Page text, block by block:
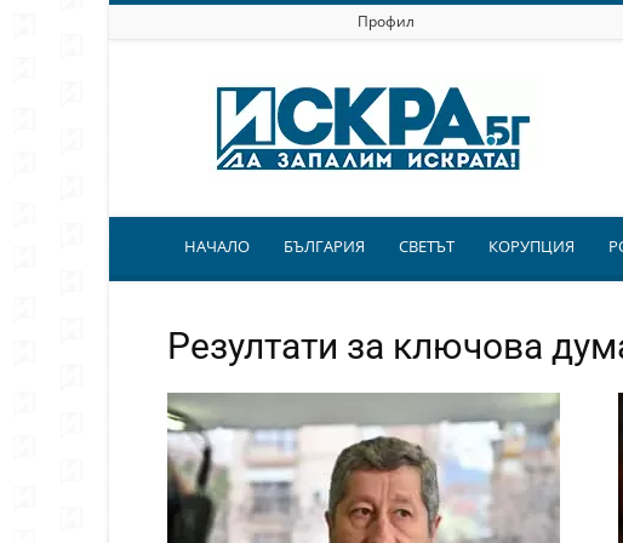
Профил
Искра.бг
НАЧАЛО БЪЛГАРИЯ СВЕТЪТ КОРУПЦИЯ
Резултати за ключова